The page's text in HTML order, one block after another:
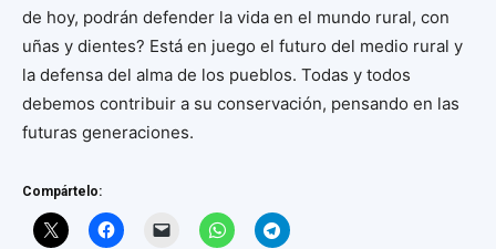
de hoy, podrán defender la vida en el mundo rural, con
uñas y dientes? Está en juego el futuro del medio rural y
la defensa del alma de los pueblos. Todas y todos
debemos contribuir a su conservación, pensando en las
futuras generaciones.
Compártelo: